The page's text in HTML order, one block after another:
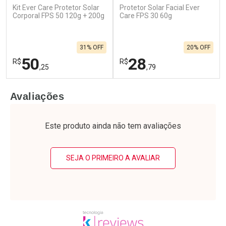
Ativar Desconto Ativar Desconto
Kit Ever Care Protetor Solar
Corporal FPS 50 120g + 200g
R$50,25
31% OFF
Laboratório
Por Menos
Protetor Solar Facial Ever
Care FPS 30 60g
R$28,79
20% OFF
Laboratório
Por Menos
Avaliações
Este produto ainda não tem avaliações
SEJA O PRIMEIRO A AVALIAR